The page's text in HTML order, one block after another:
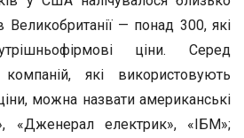
Великобританії — понад 300, які
ціни. Серед
які використовують
можна назвати американські
«Дженерал електрик», «ІБМ»;